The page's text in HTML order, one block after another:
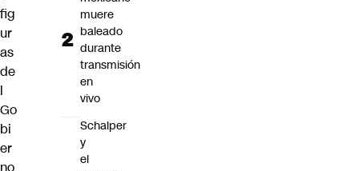
fig
ur
as
de
l
Go
bi
er
muere
baleado
durante
transmisión
en
vivo
Schalper
y
el